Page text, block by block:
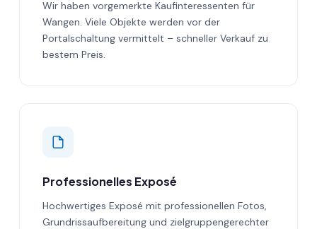
Wir haben vorgemerkte Kaufinteressenten für
Wangen. Viele Objekte werden vor der
Portalschaltung vermittelt – schneller Verkauf zu
bestem Preis.
Professionelles Exposé
Hochwertiges Exposé mit professionellen Fotos,
Grundrissaufbereitung und zielgruppengerechter